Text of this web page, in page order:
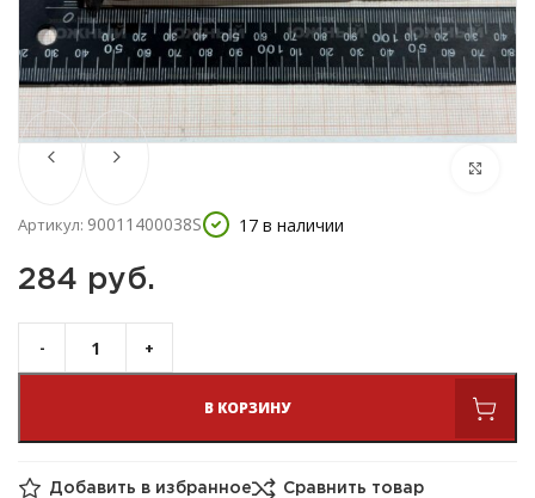
Артикул: 90011400038S 17 в наличии
284 руб.
В КОРЗИНУ
Добавить в избранное Сравнить товар